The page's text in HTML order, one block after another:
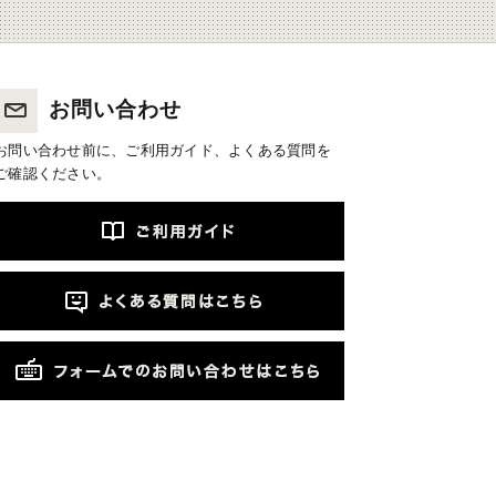
お問い合わせ
問い合わせ前に、ご利用ガイド、よくある質問を
確認ください。